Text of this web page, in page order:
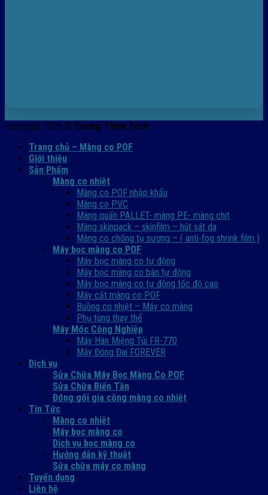
Copyright 2026 © Cường Thịnh Tech
Trang chủ – Màng co POF
Giới thiệu
Sản Phẩm
Màng co nhiệt
Màng co POF nhập khẩu
Màng co PVC
Màng quấn PALLET- màng PE- màng chit
Màng skinpack – skinfilm – hút sát da
Màng co chống tụ sương – ( anti-fog shrink film )
Máy bọc màng co POF
Máy bọc màng co tự động
Máy bọc màng co bán tự động
Máy bọc màng co tự động tốc độ cao
Máy cắt màng co POF
Buồng co nhiệt – Máy co màng
Phụ tùng thay thế
Máy Móc Công Nghiệp
Máy Hàn Miệng Túi FR-770
Máy Đóng Đai FOREVER
Dịch vụ
Sửa Chữa Máy Bọc Màng Co POF
Sửa Chữa Biến Tần
Đóng gói gia công màng co nhiệt
Tin Tức
Màng co nhiệt
Máy bọc màng co
Dich vụ bọc màng co
Hướng dẫn kỹ thuật
Sửa chữa máy co màng
Tuyển dụng
Liên hệ